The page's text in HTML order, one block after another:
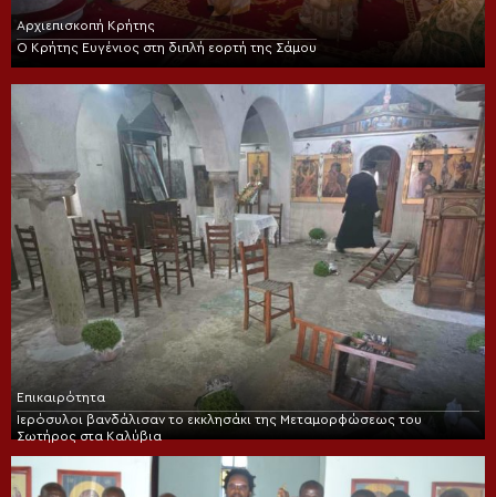
Αρχιεπισκοπή Κρήτης
Ο Κρήτης Ευγένιος στη διπλή εορτή της Σάμου
Επικαιρότητα
Ιερόσυλοι βανδάλισαν το εκκλησάκι της Μεταμορφώσεως του
Σωτήρος στα Καλύβια